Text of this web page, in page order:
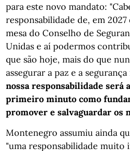
para este novo mandato:
responsabilidade de, em
mesa do Conselho de
Unidas e aí podermos
que são hoje, mais do que
assegurar a paz e a
nossa responsabilidade será
primeiro minuto como
promover e salvaguardar os
Montenegro assumiu ainda
"uma responsabilidade muito